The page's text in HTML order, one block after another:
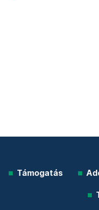
Támogatás